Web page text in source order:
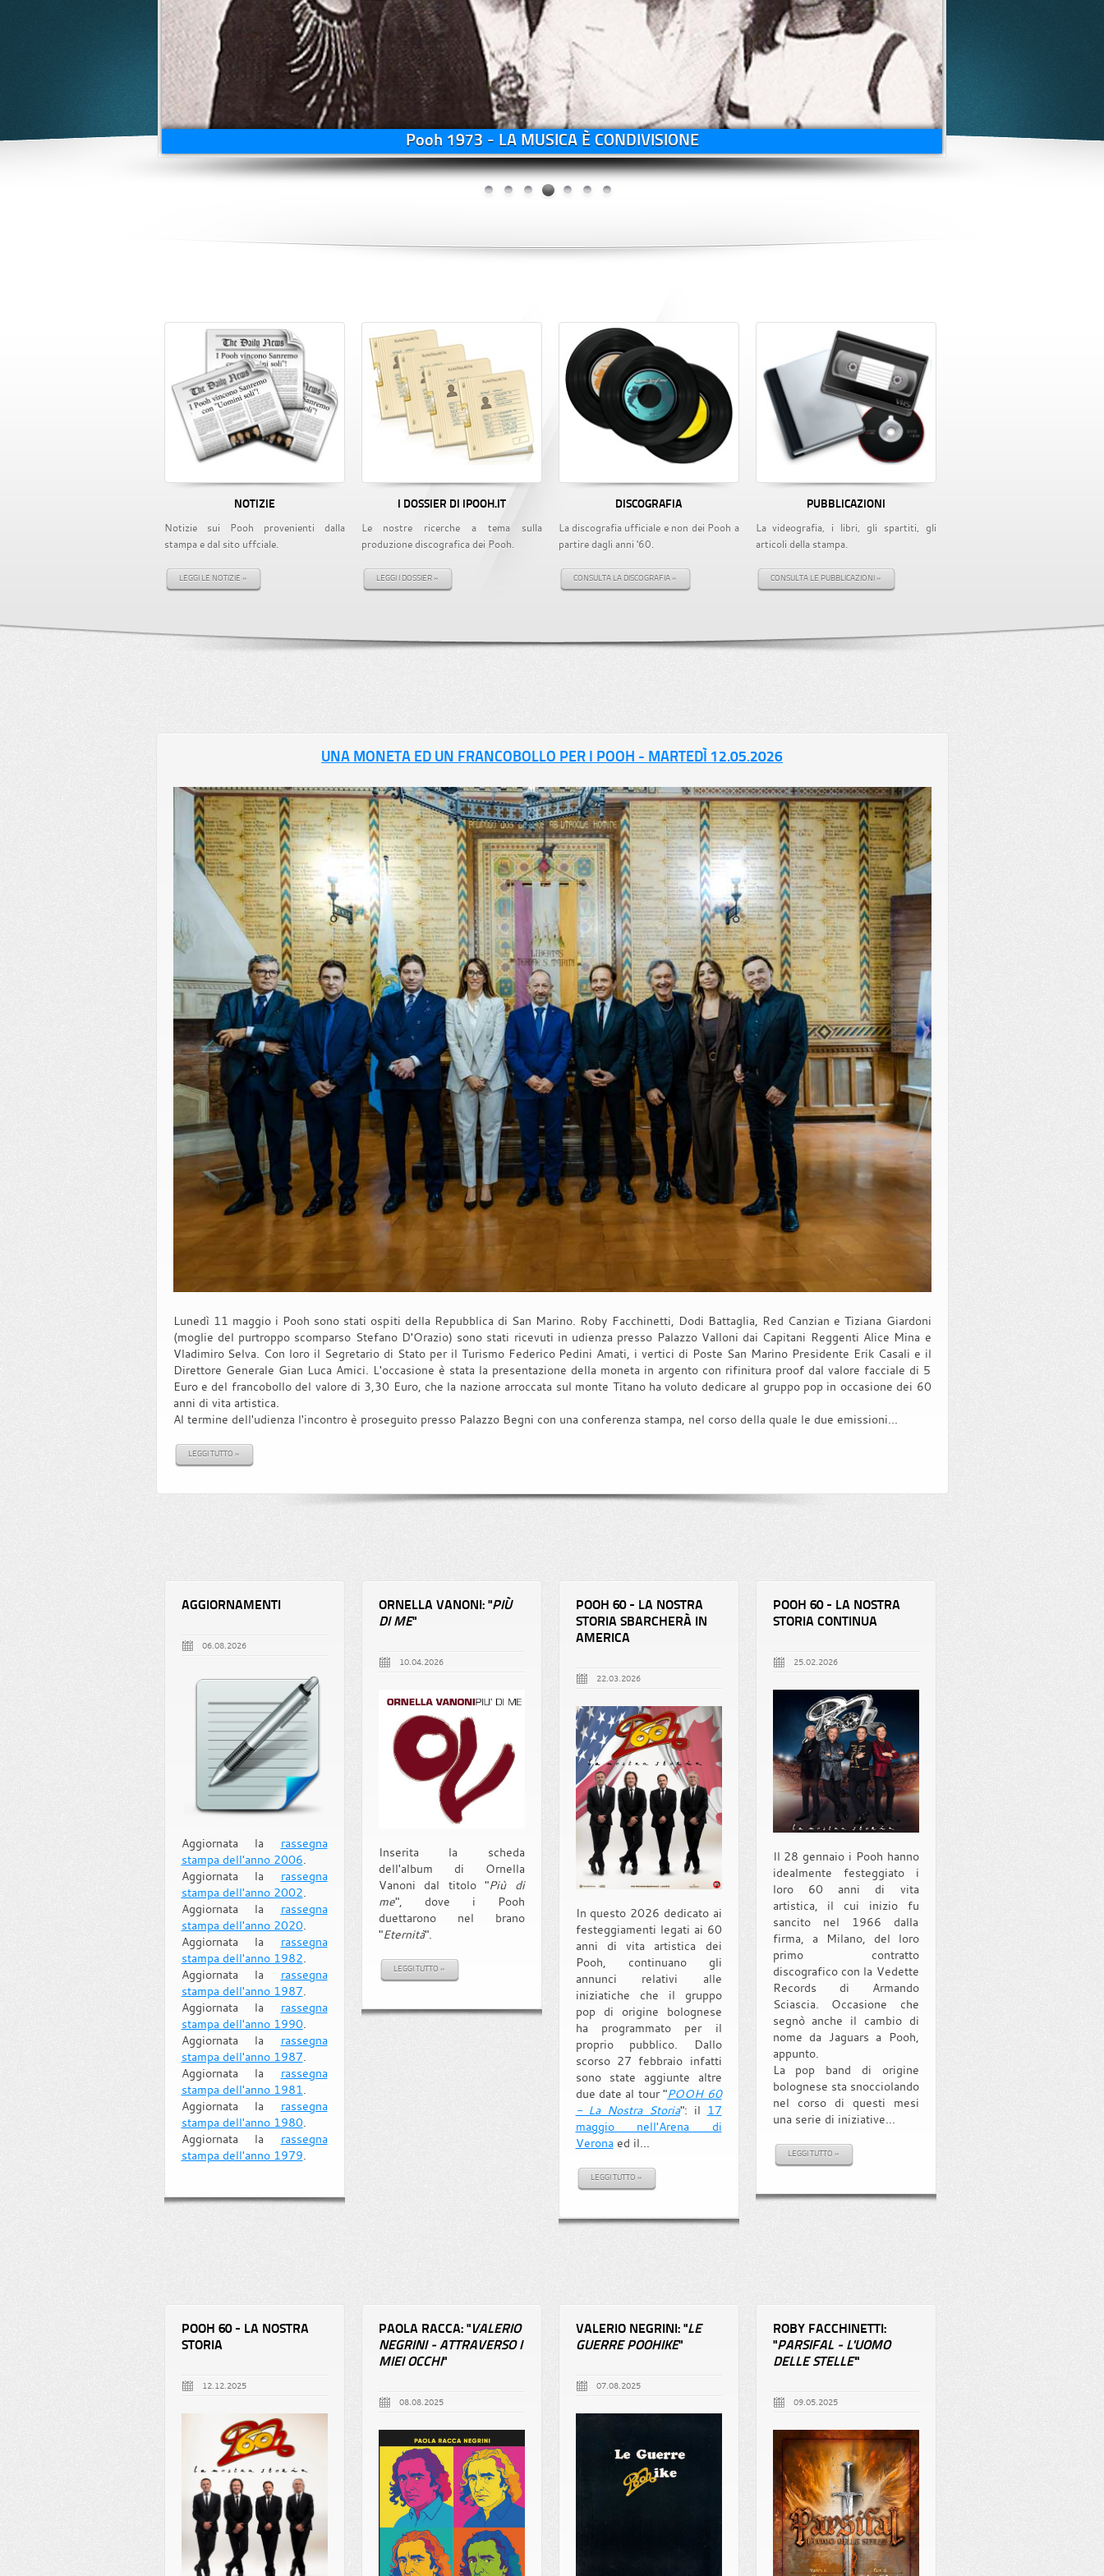
Pooh 2010 - LA MUSICA È CONDIVISIONE
NOTIZIE
Notizie sui Pooh provenienti dalla
stampa e dal sito uffciale.
LEGGI LE NOTIZIE »
I DOSSIER DI IPOOH.IT
Le nostre ricerche a tema sulla
produzione discografica dei Pooh.
LEGGI I DOSSIER »
DISCOGRAFIA
La discografia ufficiale e non dei Pooh a
partire dagli anni '60.
CONSULTA LA DISCOGRAFIA »
PUBBLICAZIONI
La videografia, i libri, gli spartiti, gli
articoli della stampa.
CONSULTA LE PUBBLICAZIONI »
UNA MONETA ED UN FRANCOBOLLO PER I POOH - MARTEDÌ 12.05.2026
Lunedì 11 maggio i Pooh sono stati ospiti della Repubblica di San Marino. Roby Facchinetti, Dodi Battaglia, Red Canzian e Tiziana Giardoni
(moglie del purtroppo scomparso Stefano D'Orazio) sono stati ricevuti in udienza presso Palazzo Valloni dai Capitani Reggenti Alice Mina e
Vladimiro Selva. Con loro il Segretario di Stato per il Turismo Federico Pedini Amati, i vertici di Poste San Marino Presidente Erik Casali e il
Direttore Generale Gian Luca Amici. L'occasione è stata la presentazione della moneta in argento con rifinitura proof dal valore facciale di 5
Euro e del francobollo del valore di 3,30 Euro, che la nazione arroccata sul monte Titano ha voluto dedicare al gruppo pop in occasione dei 60
anni di vita artistica.
Al termine dell'udienza l'incontro è proseguito presso Palazzo Begni con una conferenza stampa, nel corso della quale le due emissioni...
LEGGI TUTTO »
AGGIORNAMENTI
06.08.2026
Aggiornata la rassegna
stampa dell'anno 2006.
Aggiornata la rassegna
stampa dell'anno 2002.
Aggiornata la rassegna
stampa dell'anno 2020.
Aggiornata la rassegna
stampa dell'anno 1982.
Aggiornata la rassegna
stampa dell'anno 1987.
Aggiornata la rassegna
stampa dell'anno 1990.
Aggiornata la rassegna
stampa dell'anno 1987.
Aggiornata la rassegna
stampa dell'anno 1981.
Aggiornata la rassegna
stampa dell'anno 1980.
Aggiornata la rassegna
stampa dell'anno 1979.
ORNELLA VANONI: "PIÙ
DI ME"
10.04.2026
Inserita la scheda
dell'album di Ornella
Vanoni dal titolo "Più di
me", dove i Pooh
duettarono nel brano
"Eternità".
LEGGI TUTTO »
POOH 60 - LA NOSTRA
STORIA SBARCHERÀ IN
AMERICA
22.03.2026
In questo 2026 dedicato ai
festeggiamenti legati ai 60
anni di vita artistica dei
Pooh, continuano gli
annunci relativi alle
iniziatiche che il gruppo
pop di origine bolognese
ha programmato per il
proprio pubblico. Dallo
scorso 27 febbraio infatti
sono state aggiunte altre
due date al tour "POOH 60
- La Nostra Storia": il 17
maggio nell'Arena di
Verona ed il...
LEGGI TUTTO »
POOH 60 - LA NOSTRA
STORIA CONTINUA
25.02.2026
Il 28 gennaio i Pooh hanno
idealmente festeggiato i
loro 60 anni di vita
artistica, il cui inizio fu
sancito nel 1966 dalla
firma, a Milano, del loro
primo contratto
discografico con la Vedette
Records di Armando
Sciascia. Occasione che
segnò anche il cambio di
nome da Jaguars a Pooh,
appunto.
La pop band di origine
bolognese sta snocciolando
nel corso di questi mesi
una serie di iniziative...
LEGGI TUTTO »
POOH 60 - LA NOSTRA
STORIA
12.12.2025
PAOLA RACCA: "VALERIO
NEGRINI - ATTRAVERSO I
MIEI OCCHI"
08.08.2025
VALERIO NEGRINI: "LE
GUERRE POOHIKE"
07.08.2025
ROBY FACCHINETTI:
"PARSIFAL - L'UOMO
DELLE STELLE'"
09.05.2025